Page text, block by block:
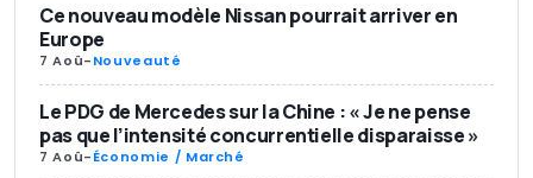
Ce nouveau modèle Nissan pourrait arriver en
Europe
7 Aoû-Nouveauté
Le PDG de Mercedes sur la Chine : « Je ne pense
pas que l’intensité concurrentielle disparaisse »
7 Aoû-Économie / Marché